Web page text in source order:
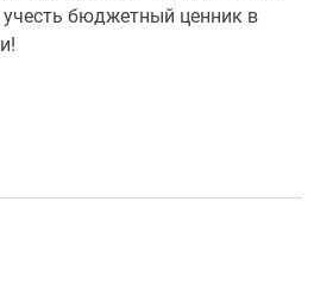
учесть бюджетный ценник в